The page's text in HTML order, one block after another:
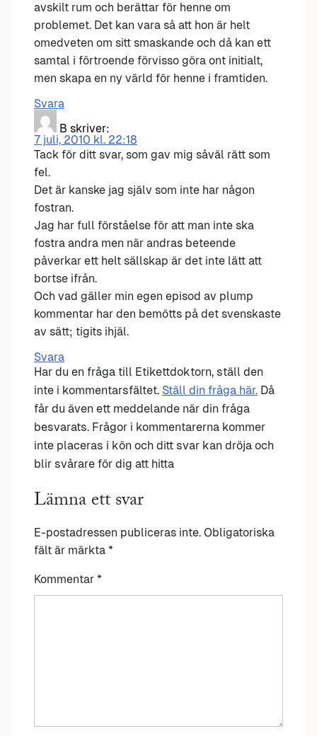
avskilt rum och berättar för henne om
problemet. Det kan vara så att hon är helt
omedveten om sitt smaskande och då kan ett
samtal i förtroende förvisso göra ont initialt,
men skapa en ny värld för henne i framtiden.
Svara
B skriver:
7 juli, 2010 kl. 22:18
Tack för ditt svar, som gav mig såväl rätt som
fel.
Det är kanske jag själv som inte har någon
fostran.
Jag har full förståelse för att man inte ska
fostra andra men när andras beteende
påverkar ett helt sällskap är det inte lätt att
bortse ifrån.
Och vad gäller min egen episod av plump
kommentar har den bemötts på det svenskaste
av sätt; tigits ihjäl.
Svara
Har du en fråga till Etikettdoktorn, ställ den
inte i kommentarsfältet. Ställ din fråga här. Då
får du även ett meddelande när din fråga
besvarats. Frågor i kommentarerna kommer
inte placeras i kön och ditt svar kan dröja och
blir svårare för dig att hitta
Lämna ett svar
E-postadressen publiceras inte. Obligatoriska
fält är märkta *
Kommentar *